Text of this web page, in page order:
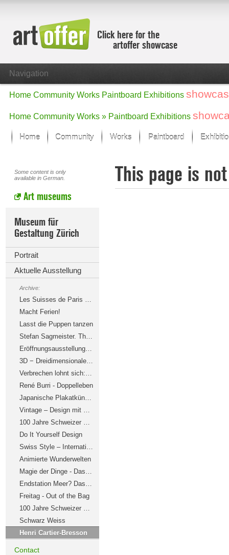
Click here for the
artoffer showcase
Navigation
Home Community Works Paintboard Exhibitions
Home Community Works » Paintboard Exhibitions
Home Community Works
Focus on the last month
All focus works
Paintboard
Some content is only
available in German.
Art museums
Museum für
Gestaltung Zürich
Portrait
Aktuelle Ausstellung
Archive:
Les Suisses de Paris – Grafik und Typografie
Macht Ferien!
Lasst die Puppen tanzen
Stefan Sagmeister. The Happy Show
Eröffnungsausstellung Oïphorie: atelier oï
3D − Dreidimensionale Dinge drucken
Verbrechen lohnt sich: Der Kriminalfilm
René Burri - Doppelleben
Japanische Plakatkünstler – Kirschblüten und Askese
Vintage – Design mit bewegter Vergangenheit
100 Jahre Schweizer Design
Do It Yourself Design
Swiss Style – Internationale Grafik
Animierte Wunderwelten
Magie der Dinge - Das Produkteplakat
Endstation Meer? Das Plastikmüll-Projekt
Freitag - Out of the Bag
100 Jahre Schweizer Grafik
Schwarz Weiss
Henri Cartier-Bresson
Contact
This page is